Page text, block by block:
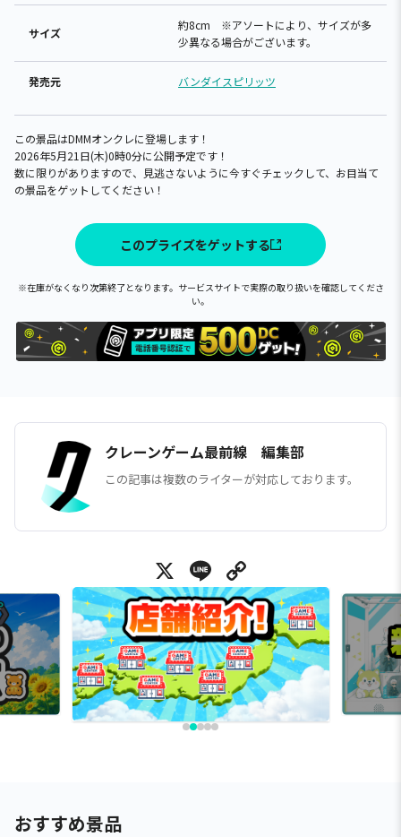
サイズ
約8cm ※アソートにより、サイズが多
少異なる場合がございます。
発売元 バンダイスピリッツ
この景品はDMMオンクレに登場します！
2026年5月21日(木)0時0分に公開予定です！
数に限りがありますので、見逃さないように今すぐチェックして、お目当て
の景品をゲットしてください！
このプライズをゲットする
※在庫がなくなり次第終了となります。サービスサイトで実際の取り扱いを確認してくださ
い。
クレーンゲーム最前線 編集部
この記事は複数のライターが対応しております。
X Line
おすすめ景品